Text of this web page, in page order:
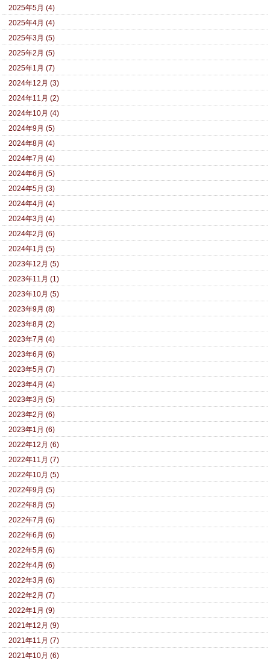
2025年5月 (4)
2025年4月 (4)
2025年3月 (5)
2025年2月 (5)
2025年1月 (7)
2024年12月 (3)
2024年11月 (2)
2024年10月 (4)
2024年9月 (5)
2024年8月 (4)
2024年7月 (4)
2024年6月 (5)
2024年5月 (3)
2024年4月 (4)
2024年3月 (4)
2024年2月 (6)
2024年1月 (5)
2023年12月 (5)
2023年11月 (1)
2023年10月 (5)
2023年9月 (8)
2023年8月 (2)
2023年7月 (4)
2023年6月 (6)
2023年5月 (7)
2023年4月 (4)
2023年3月 (5)
2023年2月 (6)
2023年1月 (6)
2022年12月 (6)
2022年11月 (7)
2022年10月 (5)
2022年9月 (5)
2022年8月 (5)
2022年7月 (6)
2022年6月 (6)
2022年5月 (6)
2022年4月 (6)
2022年3月 (6)
2022年2月 (7)
2022年1月 (9)
2021年12月 (9)
2021年11月 (7)
2021年10月 (6)